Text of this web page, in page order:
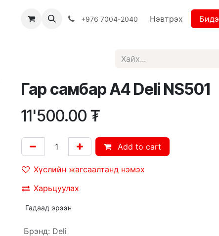
Хямдрал ♻️ Эко шогол+976 7004-2040 Нэвтрэх
Гар самбар А4 Deli NS501
11'500.00 ₮
Add to cart
Хүслийн жагсаалтанд нэмэх
Харьцуулах
Гадаад эрээн
Брэнд: Deli